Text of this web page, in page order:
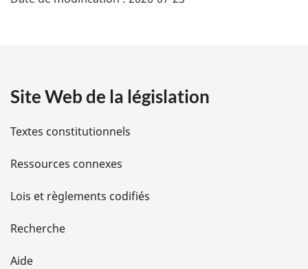
é
i
l
s
d
e
l
Site Web de la législation
Textes constitutionnels
Ressources connexes
Lois et règlements codifiés
Recherche
Aide